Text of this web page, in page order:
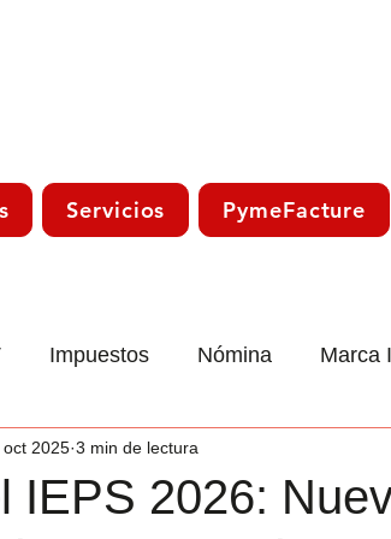
Servicios PymeFacture
Impuestos Nómina Marca
Laboral Declaración Anual
2026:
oct 2025 3 min de lectura